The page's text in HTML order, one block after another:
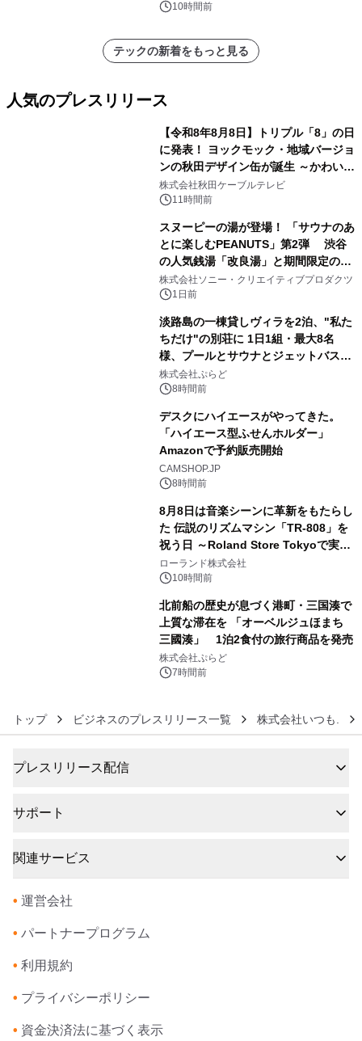
催 英国ラジオ「NTS」の 特別プログ
アーティストを フィーチャーしたアニ
メーションを公開～
10時間前
テックの新着をもっと見る
人気のプレスリリース
【令和8年8月8日】トリプル「8」の日
に発表！ ヨックモック・地域バージョ
ンの秋田デザイン缶が誕生 ～かわいい
秋田犬の子犬と秋田の四季と名所を巡
るパッケージ～ 9月1日(火)秋田県内で
株式会社秋田ケーブルテレビ
11時間前
スヌーピーの湯が登場！ 「サウナのあ
とに楽しむPEANUTS」第2弾 渋谷
の人気銭湯「改良湯」と期間限定のコ
ラボレーション サウナイキタイコラ
ボグッズも発売決定！
株式会社ソニー・クリエイティブプロダクツ
1日前
淡路島の一棟貸しヴィラを2泊、"私た
ちだけ"の別荘に 1日1組・最大8名
様、プールとサウナとジェットバス付
きで Villa Mon Temps AWAJIの連泊
素泊りプラン
株式会社ぷらど
8時間前
デスクにハイエースがやってきた。
「ハイエース型ふせんホルダー」
Amazonで予約販売開始
CAMSHOP.JP
8時間前
8月8日は音楽シーンに革新をもたらし
た 伝説のリズムマシン「TR-808」を
祝う日 ～Roland Store Tokyoで実機
を展示しての 記念キャンペーンを開
催 英国ラジオ「NTS」の 特別プログ
アーティストを フィーチャーしたアニ
メーションを公開～
ローランド株式会社
10時間前
北前船の歴史が息づく港町・三国湊で
上質な滞在を 「オーベルジュほまち
三國湊」 1泊2食付の旅行商品を発売
株式会社ぷらど
7時間前
トップ ビジネスのプレスリリース一覧 株式会社いつも.
プレスリリース配信
サポート
関連サービス
• 運営会社
• パートナープログラム
• 利用規約
• プライバシーポリシー
• 資金決済法に基づく表示